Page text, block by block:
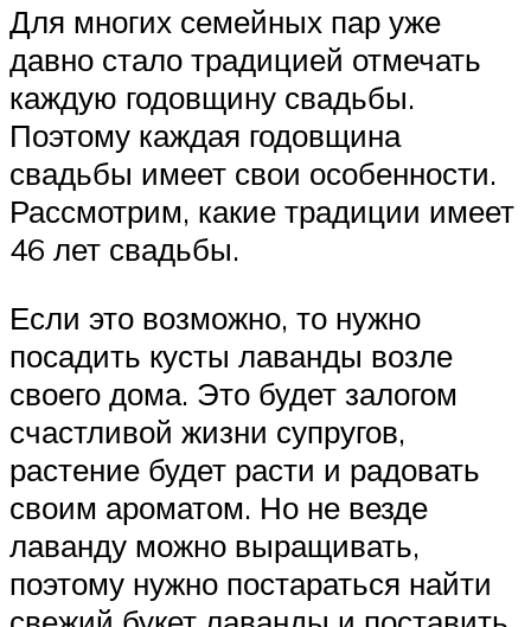
Для многих семейных пар уже
давно стало традицией отмечать
каждую годовщину свадьбы.
Поэтому каждая годовщина
свадьбы имеет свои особенности.
Рассмотрим, какие традиции имеет
46 лет свадьбы.
Если это возможно, то нужно
посадить кусты лаванды возле
своего дома. Это будет залогом
счастливой жизни супругов,
растение будет расти и радовать
своим ароматом. Но не везде
лаванду можно выращивать,
поэтому нужно постараться найти